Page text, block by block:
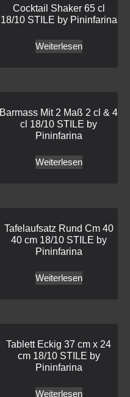
Cocktail Shaker 65 cl
18/10 STILE by Pininfarina
Weiterlesen
Barmass Mit 2 Maß 2 cl & 4
cl 18/10 STILE by
Pininfarina
Weiterlesen
Tafelaufsatz Rund Cm 40
40 cm 18/10 STILE by
Pininfarina
Weiterlesen
Tablett Eckig 37 cm x 24
cm 18/10 STILE by
Pininfarina
Weiterlesen